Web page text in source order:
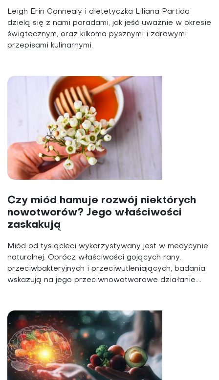
Leigh Erin Connealy i dietetyczka Liliana Partida
dzielą się z nami poradami, jak jeść uważnie w okresie
świątecznym, oraz kilkoma pysznymi i zdrowymi
przepisami kulinarnymi.
Czy miód hamuje rozwój niektórych
nowotworów? Jego właściwości
zaskakują
Miód od tysiącleci wykorzystywany jest w medycynie
naturalnej. Oprócz właściwości gojących rany,
przeciwbakteryjnych i przeciwutleniających, badania
wskazują na jego przeciwnowotworowe działanie....